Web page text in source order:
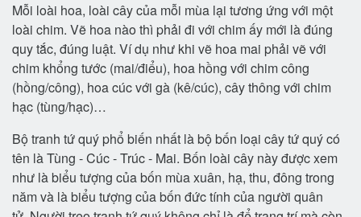
Mỗi loài hoa, loài cây của mỗi mùa lại tương ứng với một
loài chim. Vẽ hoa nào thì phải đi với chim ấy mới là đúng
quy tắc, đúng luật. Ví dụ như khi vẽ hoa mai phải vẽ với
chim khổng tước (mai/điểu), hoa hồng với chim công
(hồng/công), hoa cúc với gà (kê/cúc), cây thông với chim
hạc (tùng/hạc)…
Bộ tranh tứ quý phổ biến nhất là bộ bốn loại cây tứ quý có
tên là Tùng - Cúc - Trúc - Mai. Bốn loài cây này được xem
như là biểu tượng của bốn mùa xuân, hạ, thu, đông trong
năm và là biểu tượng của bốn đức tính của người quân